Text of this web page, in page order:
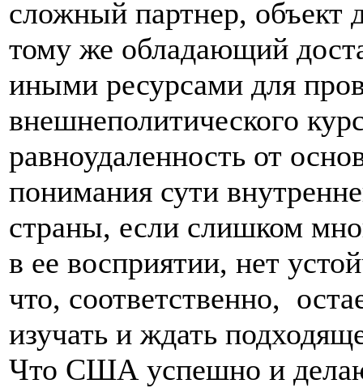
сложный партнер, объект
тому же обладающий
иными ресурсами для
внешнеполитического
равноудаленность от
понимания сути
страны, если слишком
в ее восприятии, нет
что, соответственно,
изучать и ждать
Что США успешно и